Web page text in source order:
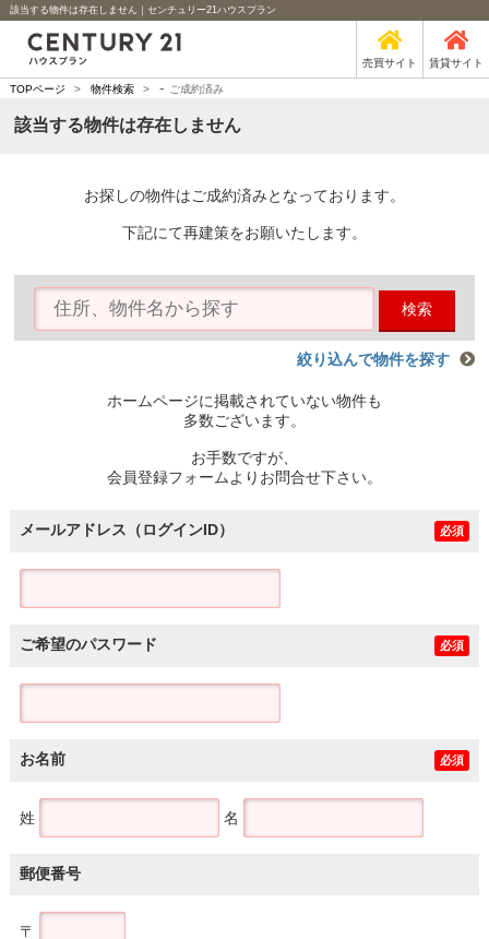
該当する物件は存在しません｜センチュリー21ハウスプラン
売買サイト 賃貸サイト
TOPページ > 物件検索 > - ご成約済み
該当する物件は存在しません
お探しの物件はご成約済みとなっております。
下記にて再建策をお願いたします。
検索
絞り込んで物件を探す
ホームページに掲載されていない物件も
多数ございます。
お手数ですが、
会員登録フォームよりお問合せ下さい。
メールアドレス（ログインID） 必須
ご希望のパスワード 必須
お名前 必須
姓 名
郵便番号
〒